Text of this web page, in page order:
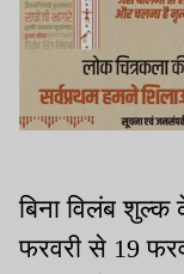
बिना विलंब शुल्क
फरवरी से 19